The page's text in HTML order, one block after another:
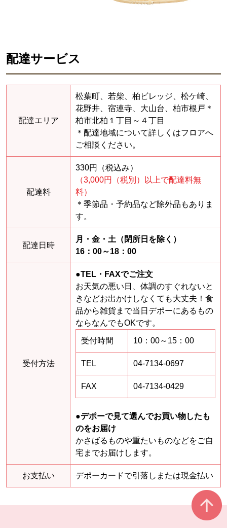
配達サービス
配達エリア
松葉町、若柴、柏ビレッジ、松ケ崎、
花野井、宿連寺、大山台、柏市根戸＊
柏市北柏１丁目～４丁目
＊配達地域について詳しくはフロアへ
ご相談ください。
配達料
330円（税込み）
（3,000円（税別）以上で配達料無
料）
＊季節品・予約品など除外品もありま
す。
配達日時
月・金・土（閉所日を除く）
16：00～18：00
受付方法
●TEL・FAXでご注文
お天気の悪い日、体調のすぐれないと
きなどお出かけしなくても大丈夫！食
品から雑貨まで当日デポーにあるもの
ならなんでもOKです。
受付時間 10：00～15：00
TEL 04-7134-0697
FAX 04-7134-0429
●デポーで見て選んでお買い物したも
のをお届け
かさばるものや重たいものなどをご自
宅までお届けします。
お支払い デポーカードで引落しまたは現金払い